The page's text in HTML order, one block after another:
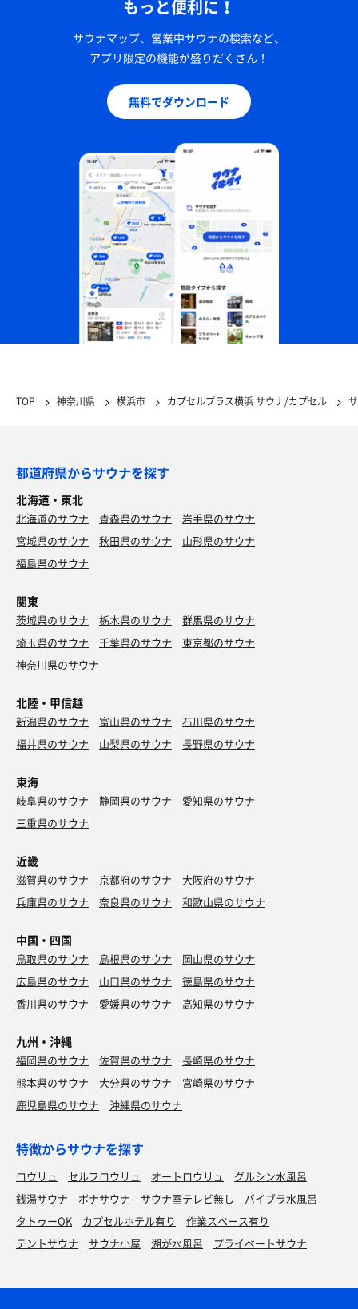
もっと便利に！
サウナマップ、営業中サウナの検索など、
アプリ限定の機能が盛りだくさん！
無料でダウンロード
TOP 神奈川県 横浜市 カプセルプラス横浜 サウナ/カプセル
都道府県からサウナを探す
北海道・東北
北海道のサウナ 青森県のサウナ
岩手県のサウナ
宮城県のサウナ
秋田県のサウナ
山形県のサウナ
福島県のサウナ
関東
茨城県のサウナ 栃木県のサウナ
群馬県のサウナ
埼玉県のサウナ
千葉県のサウナ
東京都のサウナ
神奈川県のサウナ
北陸・甲信越
新潟県のサウナ 富山県のサウナ
石川県のサウナ
福井県のサウナ
山梨県のサウナ 長野県のサウナ
東海
岐阜県のサウナ 静岡県のサウナ
愛知県のサウナ
三重県のサウナ
近畿
滋賀県のサウナ 京都府のサウナ
大阪府のサウナ
兵庫県のサウナ
奈良県のサウナ 和歌山県のサウナ
中国・四国
鳥取県のサウナ 島根県のサウナ
岡山県のサウナ
広島県のサウナ
山口県のサウナ
徳島県のサウナ
香川県のサウナ
愛媛県のサウナ 高知県のサウナ
九州・沖縄
福岡県のサウナ 佐賀県のサウナ
長崎県のサウナ
熊本県のサウナ
大分県のサウナ
宮崎県のサウナ
鹿児島県のサウナ
沖縄県のサウナ
特徴からサウナを探す
ロウリュ セルフロウリュ オートロウリュ
グルシン水風呂
銭湯サウナ
ボナサウナ サウナ室テレビ無し
バイブラ水風呂
タトゥーOK
カプセルホテル有り
作業スペース有り
テントサウナ
サウナ小屋 湖が水風呂 プライベートサウナ